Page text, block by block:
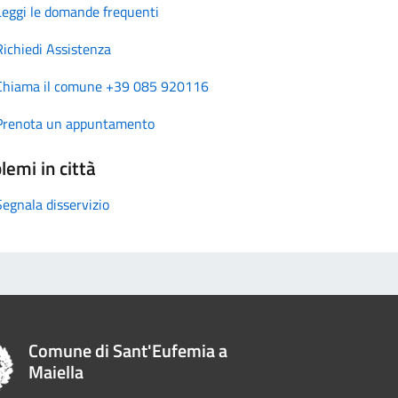
le domande frequenti
Assistenza
il comune +39 085 920116
un appuntamento
in città
disservizio
Comune di Sant'Eufemia a
Maiella